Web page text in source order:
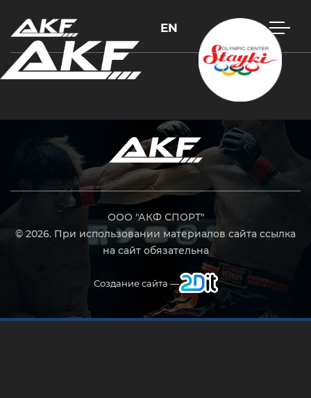
EN
ООО "АКФ СПОРТ"
© 2026. При использовании материалов сайта ссылка
на сайт обязательна
Создание сайта —
Нажмите Enter для поиска или Esc, чтобы закрыть